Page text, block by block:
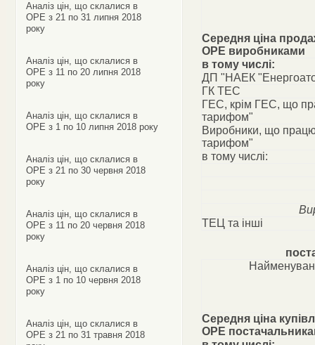
Аналіз цін, що склалися в
ОРЕ з 21 по 31 липня 2018
року
Аналіз цін, що склалися в
ОРЕ з 11 по 20 липня 2018
року
Аналіз цін, що склалися в
ОРЕ з 1 по 10 липня 2018 року
Аналіз цін, що склалися в
ОРЕ з 21 по 30 червня 2018
року
Аналіз цін, що склалися в
ОРЕ з 11 по 20 червня 2018
року
Аналіз цін, що склалися в
ОРЕ з 1 по 10 червня 2018
року
Аналіз цін, що склалися в
ОРЕ з 21 по 31 травня 2018
Середня ціна
ОРЕ виробниками
в тому числі:
ДП "НАЕК
ГК ТЕС
ГЕС, крім ГЕС, що
тарифом"
Виробники, що
тарифом"
в тому числі:
ТЕЦ та інші
Середня ціна
ОРЕ